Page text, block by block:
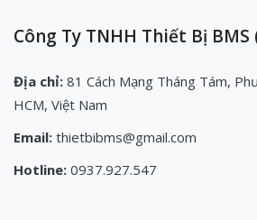
Công Ty TNHH Thiết Bị BMS
Địa chỉ: 81 Cách Mạng Tháng Tám,
HCM, Việt Nam
Email: thietbibms@gmail.com
Hotline: 0937.927.547